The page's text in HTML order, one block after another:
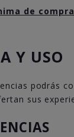
de compra
Y USO
podrás
sus